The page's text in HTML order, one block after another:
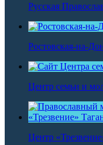
Русская
Ростовская-на-
Центр семьи и
Центр